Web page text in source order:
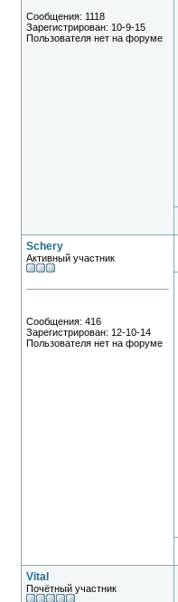
Сообщения: 1118
Зарегистрирован: 10-9-15
Пользователя нет на форуме
Schery
Активный участник
Сообщения: 416
Зарегистрирован: 12-10-14
Пользователя нет на форуме
Vital
Почётный участник